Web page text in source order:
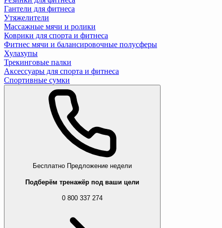
Гантели для фитнеса
Утяжелители
Массажные мячи и ролики
Коврики для спорта и фитнеса
Фитнес мячи и балансировочные полусферы
Хулахупы
Трекинговые палки
Аксессуары для спорта и фитнеса
Спортивные сумки
Бесплатно Предложение недели
Подберём тренажёр под ваши цели
0 800 337 274